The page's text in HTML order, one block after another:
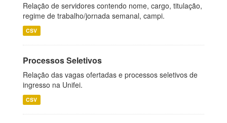
Relação de servidores contendo nome, cargo, titulação,
regime de trabalho/jornada semanal, campi.
CSV
Processos Seletivos
Relação das vagas ofertadas e processos seletivos de
ingresso na Unifei.
CSV